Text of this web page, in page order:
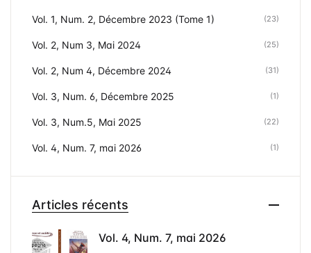
Vol. 1, Num. 2, Décembre 2023 (Tome 1) (23)
Vol. 2, Num 3, Mai 2024 (25)
Vol. 2, Num 4, Décembre 2024 (31)
Vol. 3, Num. 6, Décembre 2025 (1)
Vol. 3, Num.5, Mai 2025 (22)
Vol. 4, Num. 7, mai 2026 (1)
Articles récents
Vol. 4, Num. 7, mai 2026